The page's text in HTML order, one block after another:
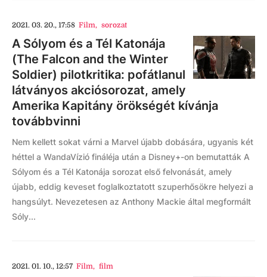
2021. 03. 20., 17:58 Film, sorozat
A Sólyom és a Tél Katonája
(The Falcon and the Winter
Soldier) pilotkritika: pofátlanul
látványos akciósorozat, amely
Amerika Kapitány örökségét kívánja
továbbvinni
Nem kellett sokat várni a Marvel újabb dobására, ugyanis két
héttel a WandaVízió fináléja után a Disney+-on bemutatták A
Sólyom és a Tél Katonája sorozat első felvonását, amely
újabb, eddig keveset foglalkoztatott szuperhősökre helyezi a
hangsúlyt. Nevezetesen az Anthony Mackie által megformált
Sóly...
2021. 01. 10., 12:57 Film, film